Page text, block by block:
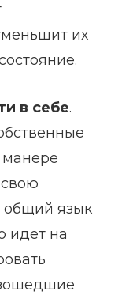
их
в себе.
манере
общий язык
идет на